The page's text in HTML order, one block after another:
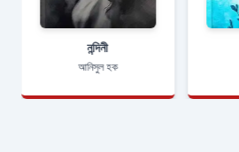
নন্দিনী
আনিসুল হক